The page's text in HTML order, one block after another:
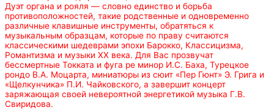
Дуэт органа и рояля — словно единство и борьба
противоположностей, такие родственные и одновременно
различные клавишные инструменты, обратяться к
музыкальным образцам, которые по праву считаются
классическими шедеврами эпохи Барокко, Классицизма,
Романтизма и музыки ХХ века. Для Вас прозвучат
бессмертные Токката и фуга ре минор И.С. Баха, Турецкое
рондо В.А. Моцарта, миниатюры из сюит «Пер Гюнт» Э. Грига и
«Щелкунчика» П.И. Чайковского, а завершит концерт
заряжающая своей невероятной энергетикой музыка Г.В.
Свиридова.